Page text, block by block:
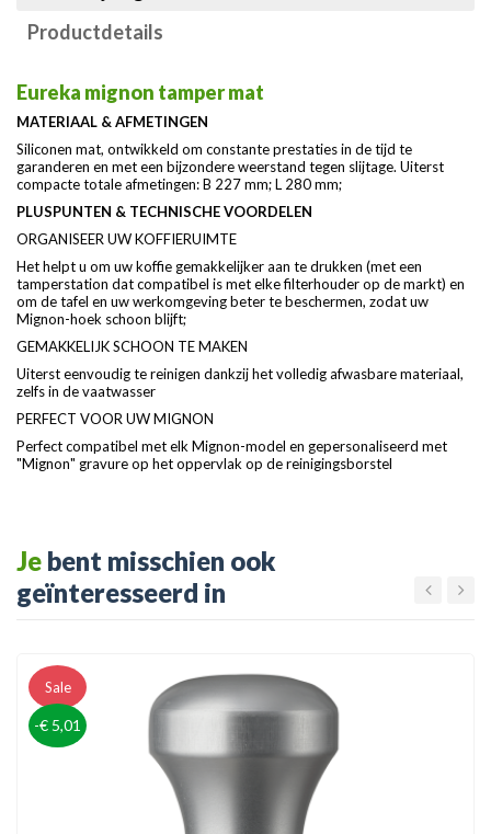
Productdetails
Eureka mignon tamper mat
MATERIAAL & AFMETINGEN
Siliconen mat, ontwikkeld om constante prestaties in de tijd te
garanderen en met een bijzondere weerstand tegen slijtage. Uiterst
compacte totale afmetingen: B 227 mm; L 280 mm;
PLUSPUNTEN & TECHNISCHE VOORDELEN
ORGANISEER UW KOFFIERUIMTE
Het helpt u om uw koffie gemakkelijker aan te drukken (met een
tamperstation dat compatibel is met elke filterhouder op de markt) en
om de tafel en uw werkomgeving beter te beschermen, zodat uw
Mignon-hoek schoon blijft;
GEMAKKELIJK SCHOON TE MAKEN
Uiterst eenvoudig te reinigen dankzij het volledig afwasbare materiaal,
zelfs in de vaatwasser
PERFECT VOOR UW MIGNON
Perfect compatibel met elk Mignon-model en gepersonaliseerd met
"Mignon" gravure op het oppervlak op de reinigingsborstel
Je bent misschien ook
geïnteresseerd in
Sale
-€ 5,01